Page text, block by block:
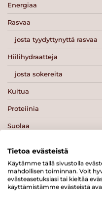
Energiaa
Rasvaa
josta tyydyttynyttä rasvaa
Hiilihydraatteja
josta sokereita
Kuitua
Proteiinia
Suolaa
Tulosta sivu
Tietoa evästeistä
Käytämme tällä sivustolla
mahdollisen toiminnan. Voit
evästeasetuksiasi tai kieltää
käyttämistämme evästeistä